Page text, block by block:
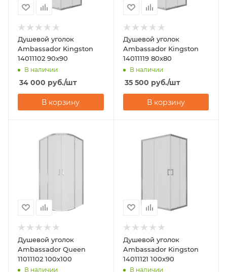
Душевой уголок
Ambassador Kingston
14011102 90x90
В наличии
34 000 руб./шт
В корзину
Душевой уголок
Ambassador Kingston
14011119 80x80
В наличии
35 500 руб./шт
В корзину
Душевой уголок
Ambassador Queen
11011102 100x100
В наличии
Душевой уголок
Ambassador Kingston
14011121 100x90
В наличии